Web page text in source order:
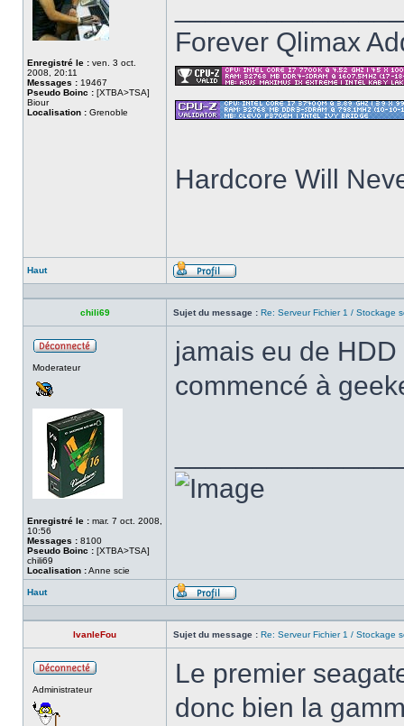
Enregistré le : ven. 3 oct.
2008, 20:11
Messages : 19467
Pseudo Boinc : [XTBA>TSA]
Biour
Localisation : Grenoble
Forever Qlimax
Hardcore Will
Haut
Profil
chili69 Sujet du message : Re: Serveur Fichier 1 / Stockage
Moderateur
Enregistré le : mar. 7 oct. 2008,
10:56
Messages : 8100
Pseudo Boinc : [XTBA>TSA]
chili69
Localisation :Anne scie
jamais eu de
commencé à
Haut
Profil
IvanleFou Sujet du message : Re: Serveur Fichier 1 / Stockage
Administrateur
Le premier
donc bien la